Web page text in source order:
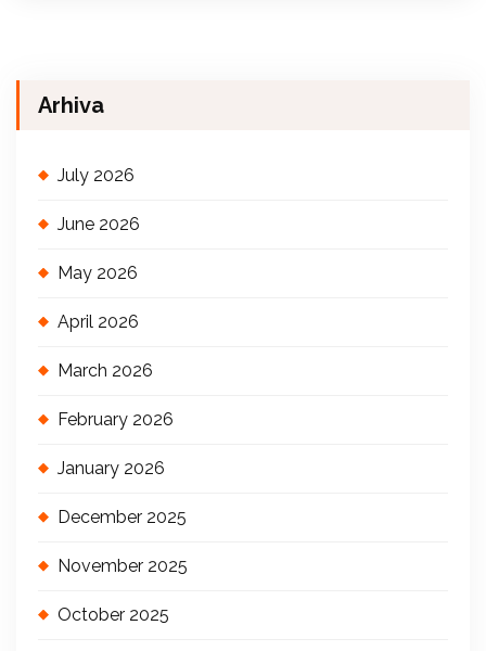
Arhiva
July 2026
June 2026
May 2026
April 2026
March 2026
February 2026
January 2026
December 2025
November 2025
October 2025